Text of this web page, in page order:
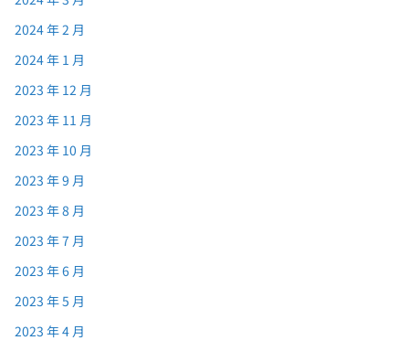
2024 年 2 月
2024 年 1 月
2023 年 12 月
2023 年 11 月
2023 年 10 月
2023 年 9 月
2023 年 8 月
2023 年 7 月
2023 年 6 月
2023 年 5 月
2023 年 4 月